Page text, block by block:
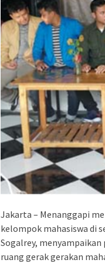
Jakarta – Menanggapi
kelompok mahasiswa di
Sogalrey,
ruang gerak gerakan